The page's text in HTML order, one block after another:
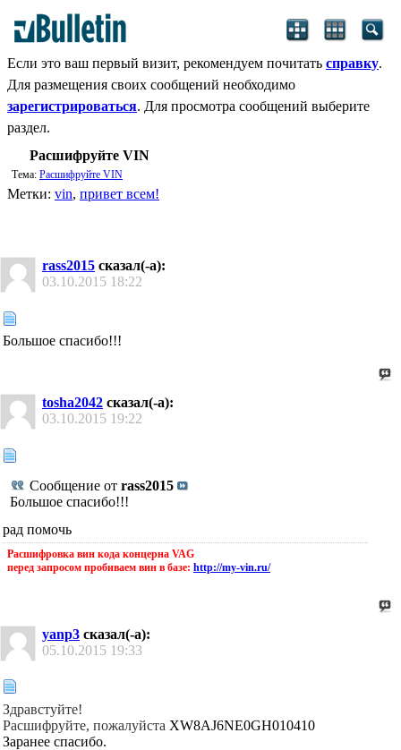
Если это ваш первый визит, рекомендуем почитать справку.
Для размещения своих сообщений необходимо
зарегистрироваться. Для просмотра сообщений выберите
раздел.
Расшифруйте VIN
Тема: Расшифруйте VIN
Метки: vin, привет всем!
rass2015 сказал(-а):
03.10.2015 18:22
Большое спасибо!!!
tosha2042 сказал(-а):
03.10.2015 19:22
Сообщение от rass2015
Большое спасибо!!!
рад помочь
Расшифровка вин кода концерна VAG
перед запросом пробиваем вин в базе: http://my-vin.ru/
yanp3 сказал(-а):
05.10.2015 19:33
Здравстуйте!
Расшифруйте, пожалуйста XW8AJ6NE0GH010410
Заранее спасибо.